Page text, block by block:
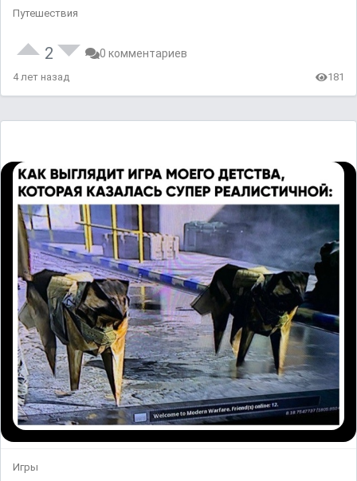
Путешествия
2 0 комментариев
4 лет назад 181
Игры